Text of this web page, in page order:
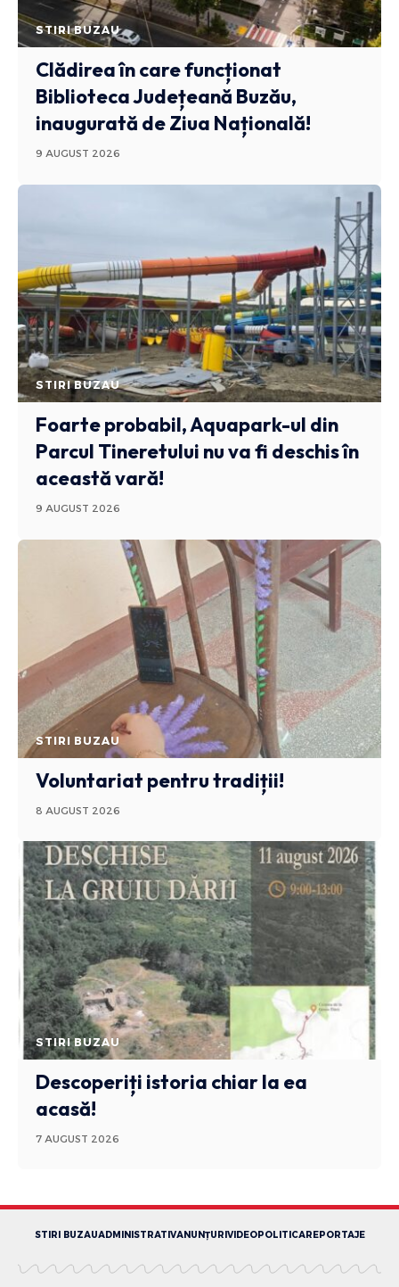
STIRI BUZAU
Clădirea în care funcționat
Biblioteca Județeană Buzău,
inaugurată de Ziua Națională!
9 AUGUST 2026
STIRI BUZAU
Foarte probabil, Aquapark-ul din
Parcul Tineretului nu va fi deschis în
această vară!
9 AUGUST 2026
STIRI BUZAU
Voluntariat pentru tradiții!
8 AUGUST 2026
STIRI BUZAU
Descoperiți istoria chiar la ea
acasă!
7 AUGUST 2026
STIRI BUZAUADMINISTRATIVANUNȚURI VIDEOPOLITICAREPORTAJE